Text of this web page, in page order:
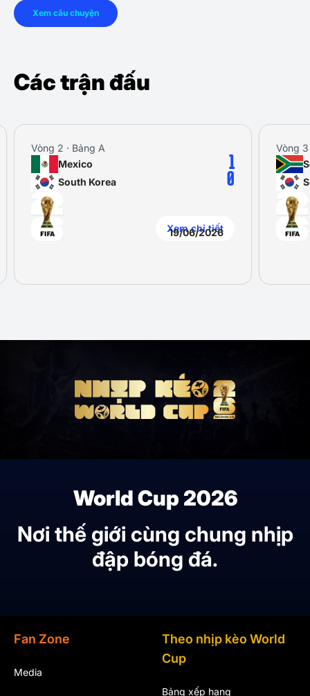
Xem câu chuyện
Các trận đấu
Vòng 2 · Bảng A
19/06/2026
Mexico
South Korea
1
0
Xem chi tiết
Vòng 3
World Cup 2026
Nơi thế giới cùng chung nhịp
đập bóng đá.
Fan Zone
Media
Theo nhịp kèo World
Cup
Bảng xếp hạng